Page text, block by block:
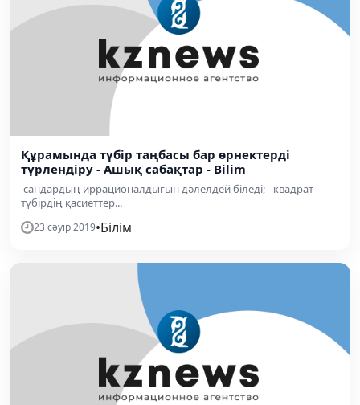
Құрамында түбір таңбасы бар өрнектерді
түрлендіру - Ашық сабақтар - Bilim
сандардың иррационалдығын дәлелдей біледі; - квадрат
түбірдің қасиеттер...
23 сәуір 2019•Білім